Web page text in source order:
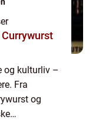
og kulturliv –
Fra
og